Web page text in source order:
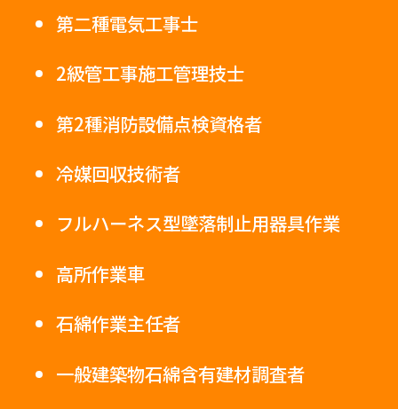
第二種電気工事士
2級管工事施工管理技士
第2種消防設備点検資格者
冷媒回収技術者
フルハーネス型墜落制止用器具作業
高所作業車
石綿作業主任者
一般建築物石綿含有建材調査者